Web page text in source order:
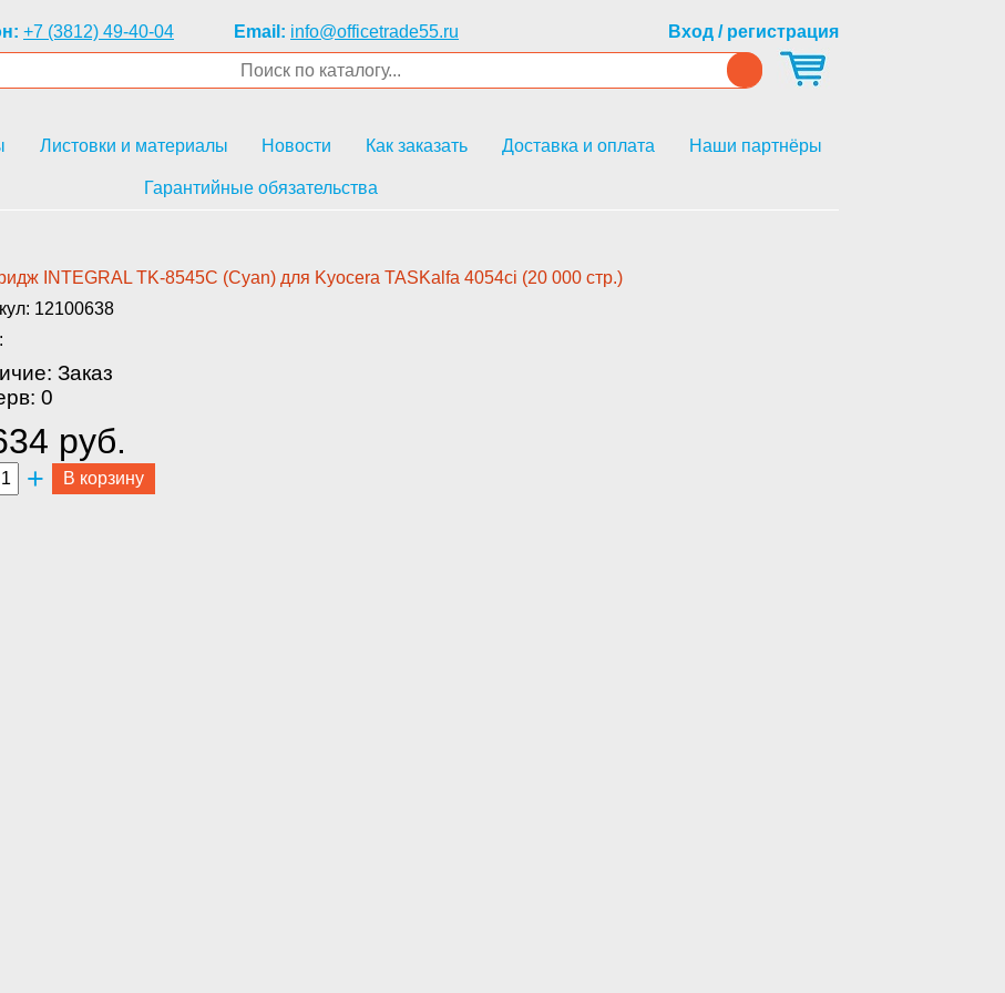
+7 (3812) 49-40-04 Email: info@officetrade55.ru Вход / регистрация
Листовки и материалы Новости Как заказать Доставка и оплата Наши партнёры
Гарантийные обязательства
INTEGR­AL TK-8545C (Cyan) для Kyocera­ TASKalfa 4054ci (20 000 стр.)­
12100638
Заказ
0
руб.
+ В корзину